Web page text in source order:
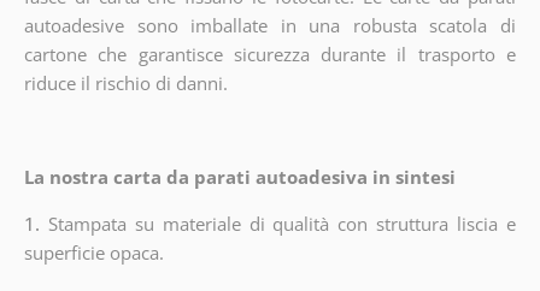
autoadesive sono imballate in una robusta scatola di
cartone che garantisce sicurezza durante il trasporto e
riduce il rischio di danni.
La nostra carta da parati autoadesiva in sintesi
1. Stampata su materiale di qualità con struttura liscia e
superficie opaca.